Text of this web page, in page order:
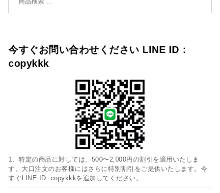
今すぐお問い合わせください LINE ID：
copykkk
1、特定の商品に対しては、500〜2,000円の割引を適用いたしま
す。大口注文のお客様にはさらに特別割引をご提供いたします。今
すぐLINE ID: copykkkを追加してください。